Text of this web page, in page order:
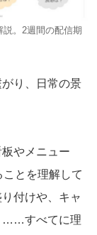
。2週間の配信期
り、日常の景
やメニュー
とを理解して
付けや、キャ
……すべてに理